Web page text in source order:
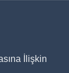
İlişkin